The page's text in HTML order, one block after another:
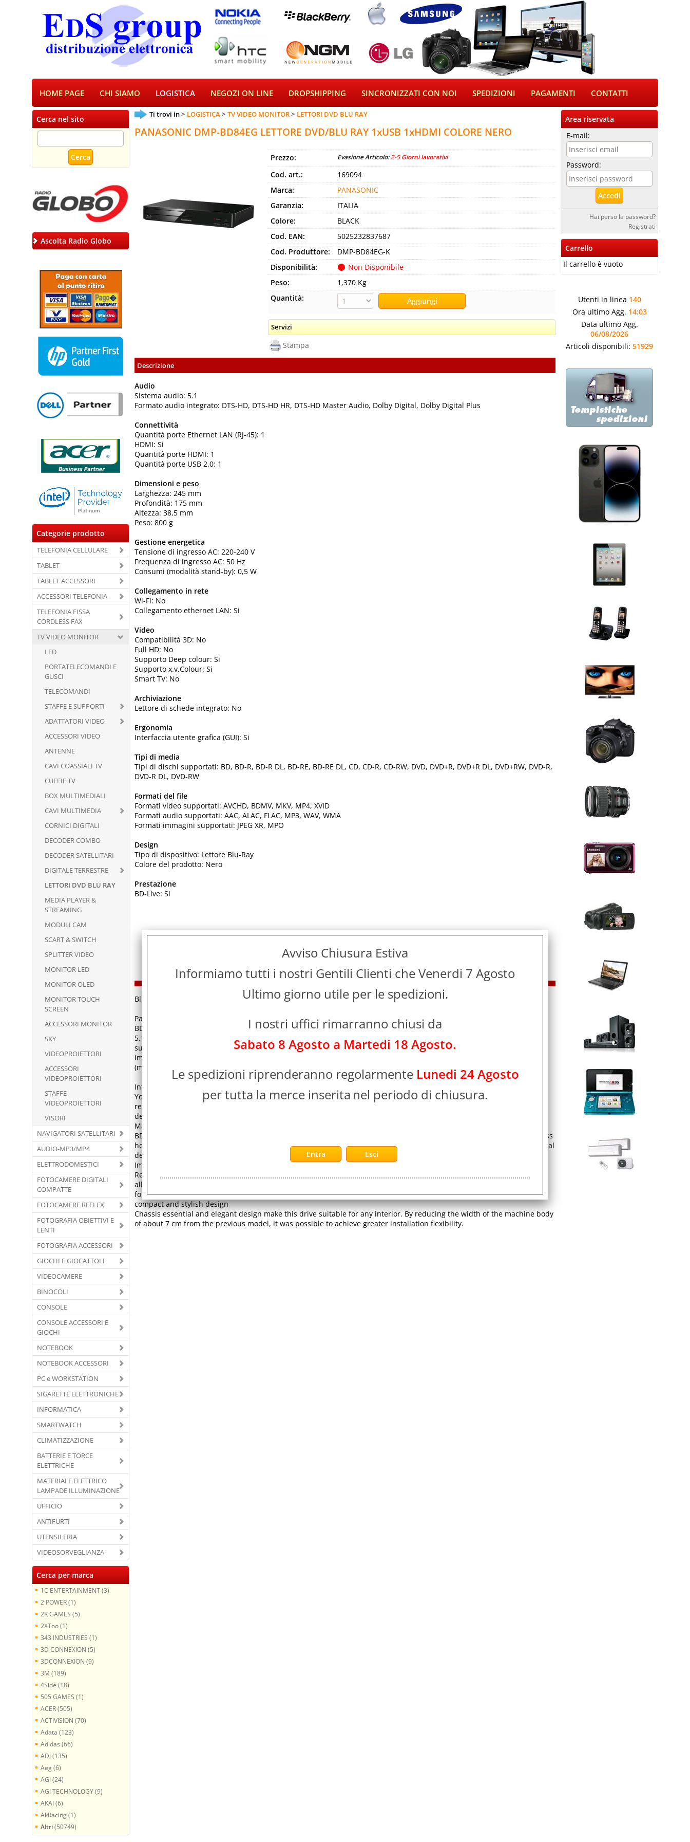
HOME PAGE CHI SIAMO LOGISTICA NEGOZI ON LINE DROPSHIPPING SINCRONIZZATI CON NOI SPEDIZIONI PAGAMENTI CONTATTI
Cerca nel sito
Ascolta Radio Globo
Categorie prodotto
TELEFONIA CELLULARE
TABLET
TABLET ACCESSORI
ACCESSORI TELEFONIA
TELEFONIA FISSA
CORDLESS FAX
TV VIDEO MONITOR
LED
PORTATELECOMANDI E
GUSCI
TELECOMANDI
STAFFE E SUPPORTI
ADATTATORI VIDEO
ACCESSORI VIDEO
ANTENNE
CAVI COASSIALI TV
CUFFIE TV
BOX MULTIMEDIALI
CAVI MULTIMEDIA
CORNICI DIGITALI
DECODER COMBO
DECODER SATELLITARI
DIGITALE TERRESTRE
LETTORI DVD BLU RAY
MEDIA PLAYER &
STREAMING
MODULI CAM
SCART & SWITCH
SPLITTER VIDEO
MONITOR LED
MONITOR OLED
MONITOR TOUCH
SCREEN
ACCESSORI MONITOR
SKY
VIDEOPROIETTORI
ACCESSORI
VIDEOPROIETTORI
STAFFE
VIDEOPROIETTORI
VISORI
NAVIGATORI SATELLITARI
AUDIO-MP3/MP4
ELETTRODOMESTICI
FOTOCAMERE DIGITALI
COMPATTE
FOTOCAMERE REFLEX
FOTOGRAFIA OBIETTIVI E
LENTI
FOTOGRAFIA ACCESSORI
GIOCHI E GIOCATTOLI
VIDEOCAMERE
BINOCOLI
CONSOLE
CONSOLE ACCESSORI E
GIOCHI
NOTEBOOK
NOTEBOOK ACCESSORI
PC e WORKSTATION
SIGARETTE ELETTRONICHE
INFORMATICA
SMARTWATCH
CLIMATIZZAZIONE
BATTERIE E TORCE
ELETTRICHE
MATERIALE ELETTRICO
LAMPADE ILLUMINAZIONE
UFFICIO
ANTIFURTI
UTENSILERIA
VIDEOSORVEGLIANZA
Cerca per marca
1C ENTERTAINMENT (3)
2 POWER (1)
2K GAMES (5)
2XToo (1)
343 INDUSTRIES (1)
3D CONNEXION (5)
3DCONNEXION (9)
3M (189)
4Side (18)
505 GAMES (1)
ACER (505)
ACTIVISION (70)
Adata (123)
Adidas (66)
ADJ (135)
Aeg (6)
AGI (24)
AGI TECHNOLOGY (9)
AKAI (6)
AkRacing (1)
Altri(50749)
Ti trovi in LOGISTICA TV VIDEO MONITOR LETTORI DVD BLU RAY
PANASONIC DMP-BD84EG LETTORE DVD/BLU RAY 1xUSB 1xHDMI COLORE NERO
Prezzo: Evasione Articolo:2-5 Giorni lavorativi
Cod. art.:
169094
Marca:
PANASONIC
Garanzia:
ITALIA
Colore:
BLACK
Cod. EAN:
5025232837687
Cod. Produttore:
DMP-BD84EG-K
Disponibilità:
Non Disponibile
Peso:
1,370 Kg
Quantità:
Servizi
Stampa
Descrizione
Audio
Sistema audio: 5.1
Formato audio integrato: DTS-HD, DTS-HD HR, DTS-HD Master Audio, Dolby Digital, Dolby Digital Plus
Connettività
Quantità porte Ethernet LAN (RJ-45): 1
HDMI: Si
Quantità porte HDMI: 1
Quantità porte USB 2.0: 1
Dimensioni e peso
Larghezza: 245 mm
Profondità: 175 mm
Altezza: 38,5 mm
Peso: 800 g
Gestione energetica
Tensione di ingresso AC: 220-240 V
Frequenza di ingresso AC: 50 Hz
Consumi (modalità stand-by): 0,5 W
Collegamento in rete
Wi-Fi: No
Collegamento ethernet LAN: Si
Video
Compatibilità 3D: No
Full HD: No
Supporto Deep colour: Si
Supporto x.v.Colour: Si
Smart TV: No
Archiviazione
Lettore di schede integrato: No
Ergonomia
Interfaccia utente grafica (GUI): Si
Tipi di media
Tipi di dischi supportati: BD, BD-R, BD-R DL, BD-RE, BD-RE DL, CD, CD-R, CD-RW, DVD, DVD+R, DVD+R DL, DVD+RW, DVD-R,
DVD-R DL, DVD-RW
Formati del file
Formati video supportati: AVCHD, BDMV, MKV, MP4, XVID
Formati audio supportati: AAC, ALAC, FLAC, MP3, WAV, WMA
Formati immagini supportati: JPEG XR, MPO
Design
Tipo di dispositivo: Lettore Blu-Ray
Colore del prodotto: Nero
Prestazione
BD-Live: Si
Blu-ray, Dolby Digital, USB, HDMI, LAN, BD-Live, 245x38.5x175 mm, Nero
Panasonic DMP-BD84EG-K. Tipo di dispositivo: Lettore Blu-Ray, Colore del prodotto: Nero. Tipi di dischi supportati: BD,
BD-R, BD-R DL, BD-RE, BD-RE DL, CD, CD-R, CD-RW, DVD, DVD+R, DVD+R DL, DVD+RW, DVD-R, DVD-R DL, . Sistema audio:
5.1, Formato audio integrato: DTS-HD, DTS-HD HR, DTS-HD Master Audio, Dolby Digital, Dolby Digital Plus. Formati video
supportati: AVCHD, BDMV, MKV, MP4, XVID, Formati audio supportati: AAC, ALAC, FLAC, MP3, WAV, WMA, Formati
immagini supportati: JPEG XR, MPO. Tensione di ingresso AC: 220-240 V, Frequenza di ingresso AC: 50 Hz, Consumi
(modalità stand-by): 0,5 W
Internet Apps
You can access a variety of content and services via the Internet and a home network. With Blu-ray 2016 Panasonic
readers can play a wide range of content, including movies, games, music and more. (App and accessories vary
depending on the country).
Make the most of multimedia content
BD 2016 readers they are compatible with a wide range of formats, including audio files in high resolution of the wireless
home network. The complex tones, such as those of audio sources Studio Master, are faithfully reproduced with a natural
depth and realistic atmosphere.
Immediate access to archived content
Readers and Panasonic home theater systems are compatible with external hard drives to NTFS format (NT File System),
allowing you to listen to music (WMA, DSD, FLAC, MP3), playback photos (JPEG, MPO), video (MP4) and JPEG 4K content, a
format with resolution (number of pixels), four times the Full -HD, stored on an external HDD.
compact and stylish design
Chassis essential and elegant design make this drive suitable for any interior. By reducing the width of the machine body
of about 7 cm from the previous model, it was possible to achieve greater installation flexibility.
Area riservata
E-mail:
Password:
Hai perso la password?
Registrati
Carrello
Il carrello è vuoto
Utenti in linea 140
Ora ultimo Agg. 14:03
Data ultimo Agg.
06/08/2026
Articoli disponibili: 51929
Avviso Chiusura Estiva
Informiamo tutti i nostri Gentili Clienti che Venerdi 7 Agosto
Ultimo giorno utile per le spedizioni.
I nostri uffici rimarranno chiusi da
Sabato 8 Agosto a Martedi 18 Agosto.
Le spedizioni riprenderanno regolarmente Lunedi 24 Agosto
per tutta la merce inserita nel periodo di chiusura.